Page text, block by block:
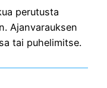
perutusta
Ajanvarauksen
tai puhelimitse.